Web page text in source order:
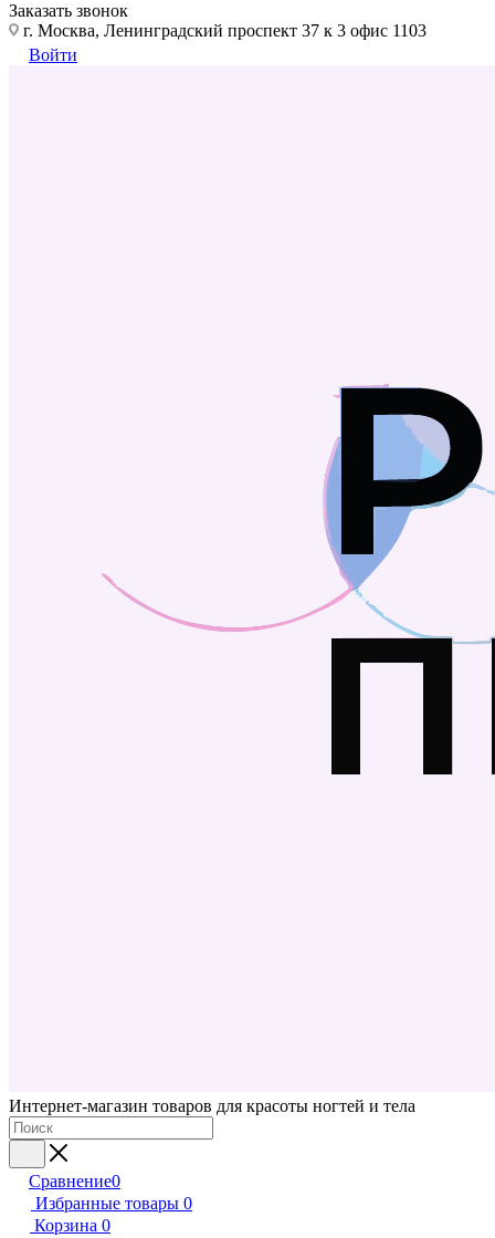
Заказать звонок
г. Москва, Ленинградский проспект 37 к 3 офис 1103
Войти
Интернет-магазин товаров для красоты ногтей и тела
Сравнение0
Избранные товары 0
Корзина 0